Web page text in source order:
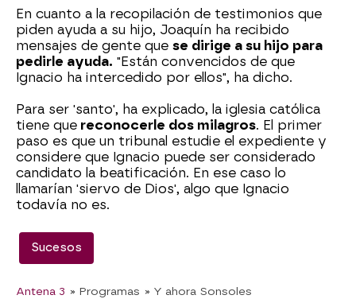
En cuanto a la recopilación de testimonios que
piden ayuda a su hijo, Joaquín ha recibido
mensajes de gente que se dirige a su hijo para
pedirle ayuda. "Están convencidos de que
Ignacio ha intercedido por ellos", ha dicho.
Para ser 'santo', ha explicado, la iglesia católica
tiene que reconocerle dos milagros. El primer
paso es que un tribunal estudie el expediente y
considere que Ignacio puede ser considerado
candidato la beatificación. En ese caso lo
llamarían 'siervo de Dios', algo que Ignacio
todavía no es.
Sucesos
Antena 3 » Programas » Y ahora Sonsoles